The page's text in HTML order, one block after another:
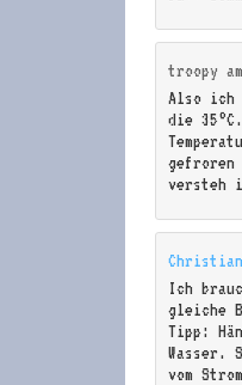
troopy
Also ich
die
gefroren
versteh
Christian
Ich
gleiche
Tipp:
Wasser.
vom